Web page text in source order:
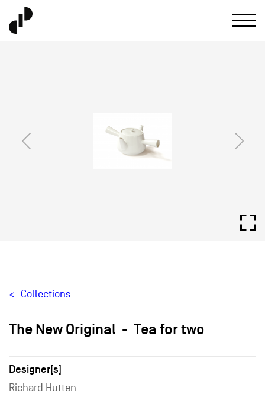
Collections
The New Original Tea for two
Designer[s]
Richard Hutten